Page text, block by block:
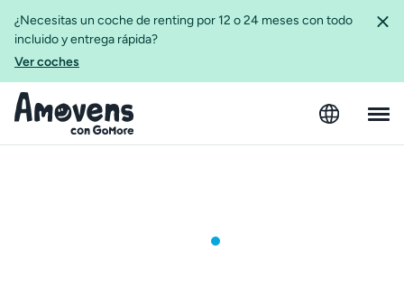
¿Necesitas un coche de renting por 12 o 24 meses con todo
incluido y entrega rápida?
Ver coches